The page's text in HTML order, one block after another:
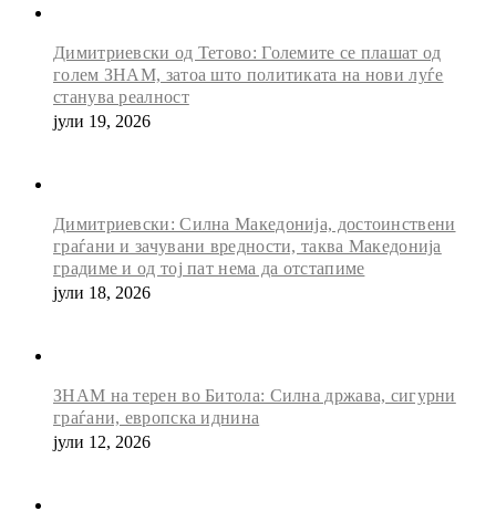
Димитриевски од Тетово: Големите се плашат од
голем ЗНАМ, затоа што политиката на нови луѓе
станува реалност
јули 19, 2026
Димитриевски: Силна Македонија, достоинствени
граѓани и зачувани вредности, таква Македонија
градиме и од тој пат нема да отстапиме
јули 18, 2026
ЗНАМ на терен во Битола: Силна држава, сигурни
граѓани, европска иднина
јули 12, 2026